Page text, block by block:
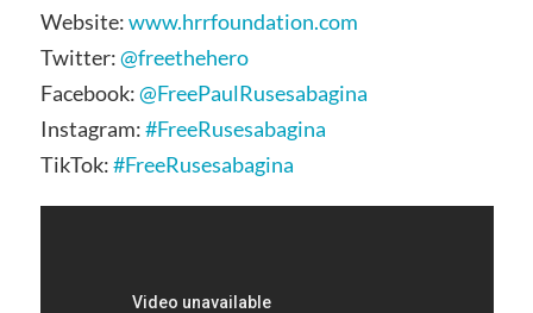
Website:www.hrrfoundation.com
Twitter:@freethehero
Facebook:@FreePaulRusesabagina
Instagram:#FreeRusesabagina
TikTok:#FreeRusesabagina